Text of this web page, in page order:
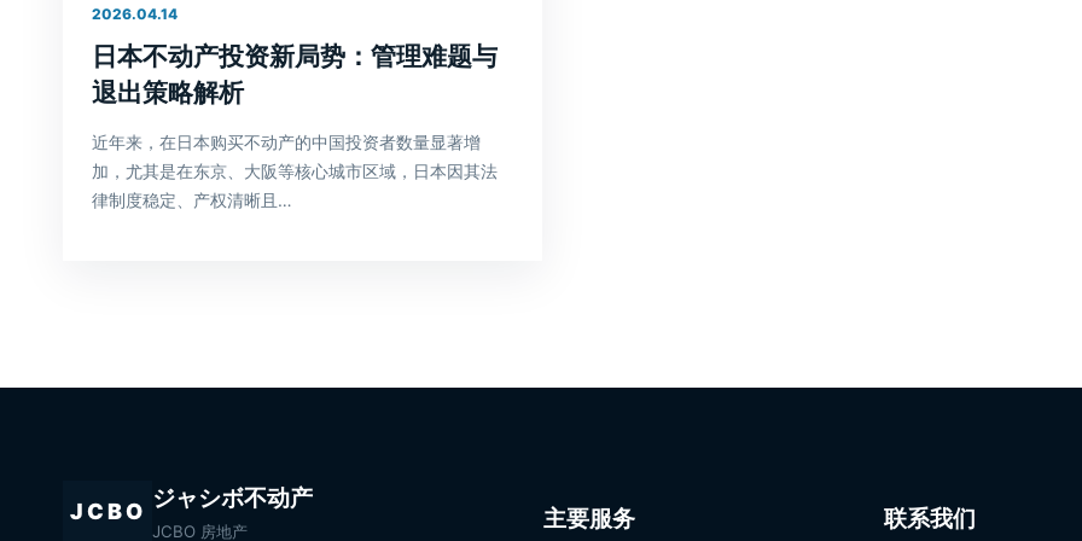
2026.04.14
日本不动产投资新局势：管理难题与
退出策略解析
近年来，在日本购买不动产的中国投资者数量显著增
加，尤其是在东京、大阪等核心城市区域，日本因其法
律制度稳定、产权清晰且…
JCBO ジャシボ不动产
JCBO 房地产 主要服务 联系我们